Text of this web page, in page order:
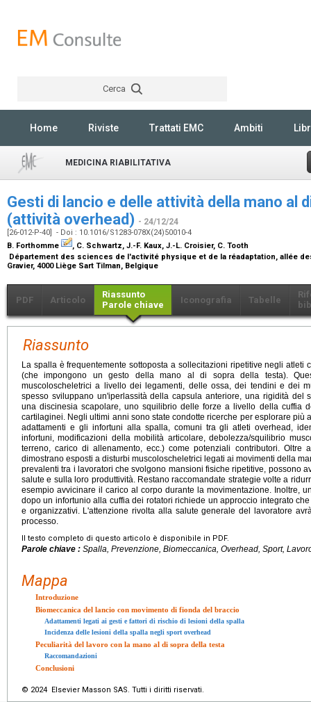
Cerca
Home Riviste Trattati EMC Ambiti
MEDICINA RIABILITATIVA
Gesti di lancio e delle attività della mano al
(attività overhead) - 24/12/24
[26-012-P-40] - Doi : 10.1016/S1283-078X(24)50010-4
B. Forthomme
, C. Schwartz, J.-F. Kaux, J.-L. Croisier, C. Tooth
Département des sciences de l'activité physique et de la réadaptation, allée
Gravier, 4000 Liège Sart Tilman, Belgique
PDF Articolo
Riassunto
Parole chiave
Iconografia Tabelle
Riassunto
La spalla è frequentemente sottoposta a sollecitazioni ripetitive negli atleti
(che impongono un gesto della mano al di sopra della testa).
muscoloscheletrici a livello dei legamenti, delle ossa, dei tendini e dei
spesso sviluppano un'iperlassità della capsula anteriore, una rigidità del
una discinesia scapolare, uno squilibrio delle forze a livello della cuffia
cartilaginei. Negli ultimi anni sono state condotte ricerche per esplorare più
adattamenti e gli infortuni alla spalla, comuni tra gli atleti overhead,
infortuni, modificazioni della mobilità articolare, debolezza/squilibrio
terreno, carico di allenamento, ecc.) come potenziali contributori. Oltre
dimostrano esposti a disturbi muscoloscheletrici legati ai movimenti della
prevalenti tra i lavoratori che svolgono mansioni fisiche ripetitive, possono
salute e sulla loro produttività. Restano raccomandate strategie volte a
esempio avvicinare il carico al corpo durante la movimentazione. Inoltre,
dopo un infortunio alla cuffia dei rotatori richiede un approccio integrato
e organizzativi. L'attenzione rivolta alla salute generale del lavoratore
processo.
Il testo completo di questo articolo è disponibile in PDF.
Parole chiave : Spalla, Prevenzione, Biomeccanica, Overhead, Sport,
Mappa
Introduzione
Biomeccanica del lancio con movimento di fionda del braccio
Adattamenti legati ai gesti e fattori di rischio di lesioni della spalla
Incidenza delle lesioni della spalla negli sport overhead
Peculiarità del lavoro con la mano al di sopra della testa
Raccomandazioni
Conclusioni
© 2024 Elsevier Masson SAS. Tutti i diritti riservati.